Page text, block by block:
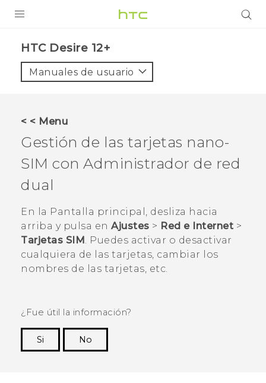
VIVE
VIVERSE
AYUDA
Dispositivos y accesorios HTC
Iniciar sesión
HTC Desire 12+‎
Manuales de usuario
< < Menu
Gestión de las tarjetas nano-
SIM con Administrador de red
dual
En la Pantalla principal , desliza hacia
arriba y pulsa en Ajustes > Red e Internet >
Tarjetas SIM . Puedes activar o desactivar
cualquiera de las tarjetas, cambiar los
nombres de las tarjetas, etc.
¿Fue útil la información?
Si
No